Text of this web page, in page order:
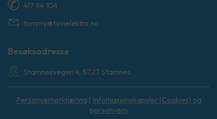
417 94 104
tommy@tovielektro.no
Besøksadresse
Stamnesvegen 4, 5727 Stamnes
Personvernerklæring
Infomasjonskapsler (Cookies) og
personvern